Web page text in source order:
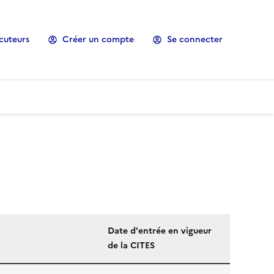
Créer un compte Se connecter
Date d'entrée en vigueur
de la CITES